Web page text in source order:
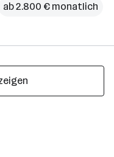
ab 2.800 € monatlich